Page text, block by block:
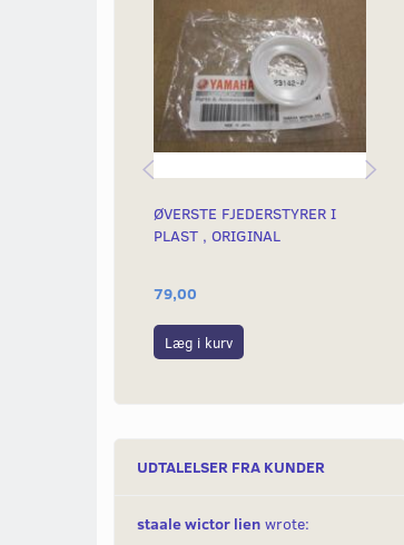
ØVERSTE FJEDERSTYRER I
PLAST , ORIGINAL
79,00
Læg i kurv
UDTALELSER FRA KUNDER
staale wictor lien wrote: